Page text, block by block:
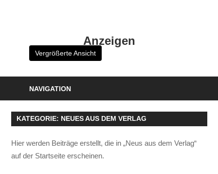
Anzeigen
Vergrößerte Ansicht
NAVIGATION
KATEGORIE: NEUES AUS DEM VERLAG
Hier werden Beiträge erstellt, die in „Neus aus dem Verlag“
auf der Startseite erscheinen.